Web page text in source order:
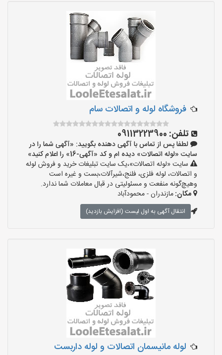
فروشگاه لوله و اتصالات سام
تلفن: 09113223900
لطفا پس از تماس با آگهی دهنده بگویید: «آگهی شما را در
سایت «لوله اتصالات» دیده ام و کد «آگهی-16» را اعلام کنید»
سایت «لوله اتصالات»،یک سایت تبلیغات خرید و فروش لوله
و اتصالات، لوله فلزی، فلنج،شیرآلات،بست و غیره است
وهیچ‌گونه منفعت و مسئولیتی در قبال معاملات شما ندارد.
مکان:مازندران - محمودآباد
انتقال آگهی به اول لیست (افزایش بازدید)
لوله مانیسمان اتصالات و لوله داربست